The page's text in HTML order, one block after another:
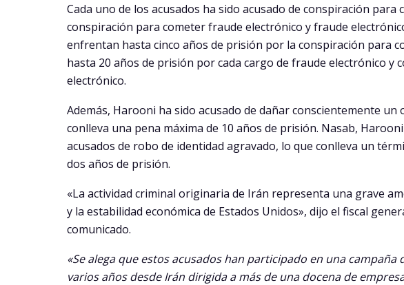
Cada uno de los acusados ha sido acusado de conspiración
conspiración para cometer fraude electrónico y fraude
enfrentan hasta cinco años de prisión por la conspiración para
hasta 20 años de prisión por cada cargo de fraude electrónico y
electrónico.
Además, Harooni ha sido acusado de dañar conscientemente
conlleva una pena máxima de 10 años de prisión. Nasab,
acusados de robo de identidad agravado, lo que conlleva un
dos años de prisión.
«La actividad criminal originaria de Irán representa una grave
y la estabilidad económica de Estados Unidos», dijo el fiscal
comunicado.
«Se alega que estos acusados han participado en una campaña
varios años desde Irán dirigida a más de una docena de